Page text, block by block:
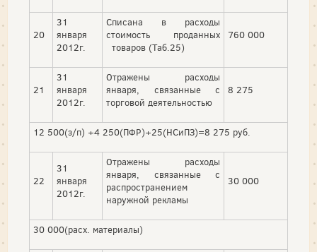
20
31
января
2012г.
Списана в расходы
стоимость проданных
товаров (Таб.25)
760 000
21
31
января
2012г.
Отражены расходы
января, связанные с
торговой деятельностью
8 275
12 500(з/п) +4 250(ПФР)+25(НСиПЗ)=8 275 руб.
22
31
января
2012г.
Отражены расходы
января, связанные с
распространением
наружной рекламы
30 000
30 000(расх. материалы)